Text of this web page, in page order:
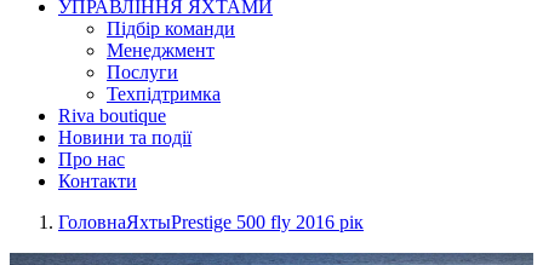
УПРАВЛІННЯ ЯХТАМИ
Підбір команди
Менеджмент
Послуги
Техпідтримка
Riva boutique
Новини та події
Про нас
Контакти
ГоловнаЯхтыPrestige 500 fly 2016 рік